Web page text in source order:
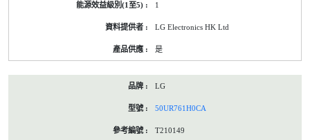
1
LG Electronics HK Ltd
是
LG
50UR761H0CA
T210149